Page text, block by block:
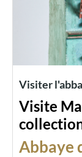
Visiter
Visite
Abbaye